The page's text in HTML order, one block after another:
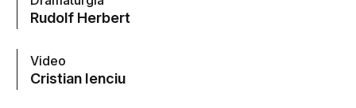
Rudolf Herbert
Video
Cristian Ienciu